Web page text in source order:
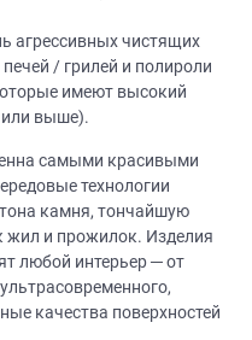
агрессивных чистящих
/ грилей и полироли
имеют высокий
выше).
самыми красивыми
технологии
камня, тончайшую
жил и прожилок. Изделия
любой интерьер ─ от
качества поверхностей